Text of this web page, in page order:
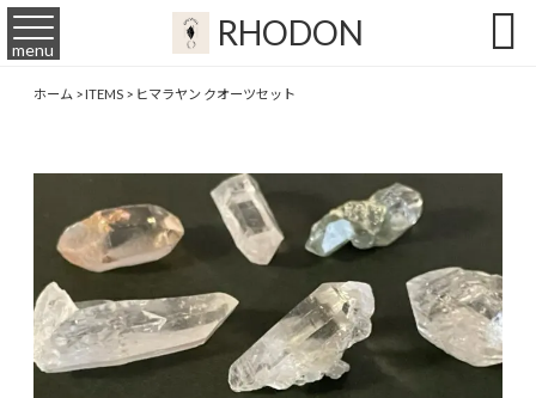
RHODON
menu 
ホーム>ITEMS> ヒマラヤン クオーツセット